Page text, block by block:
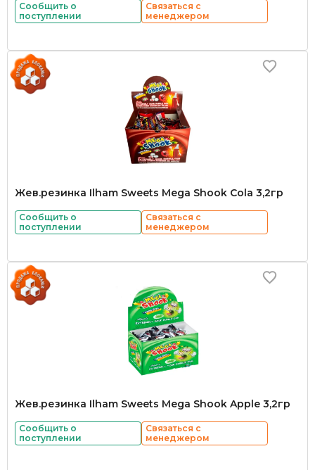
Сообщить о
поступлении
Связаться с
менеджером
Жев.резинка Ilham Sweets Mega Shook Cola 3,2гр
Сообщить о
поступлении
Связаться с
менеджером
Жев.резинка Ilham Sweets Mega Shook Apple 3,2гр
Сообщить о
поступлении
Связаться с
менеджером